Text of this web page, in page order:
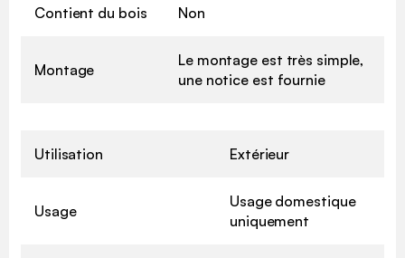
Contient du bois Non
Montage
Le montage est très simple,
une notice est fournie
Utilisation Extérieur
Usage
Usage domestique
uniquement